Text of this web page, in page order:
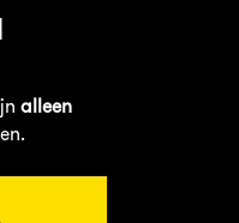
alleen